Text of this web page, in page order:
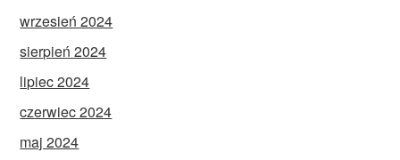
wrzesień 2024
sierpień 2024
lipiec 2024
czerwiec 2024
maj 2024